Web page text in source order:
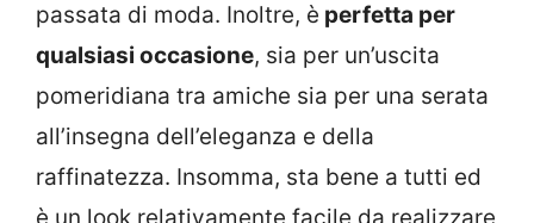
passata di moda. Inoltre, è perfetta per
qualsiasi occasione, sia per un’uscita
pomeridiana tra amiche sia per una serata
all’insegna dell’eleganza e della
raffinatezza. Insomma, sta bene a tutti ed